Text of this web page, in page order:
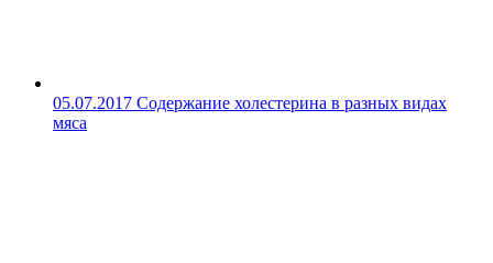
05.07.2017 Содержание холестерина в разных видах
мяса